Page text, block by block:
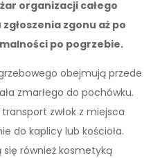
organizacji całego
zgonu aż po
po pogrzebie.
obejmują przede
zmarłego do pochówku.
zwłok z miejsca
do kaplicy lub kościoła.
się również kosmetyką